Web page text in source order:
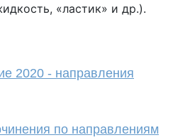
«ластик» и др.).
2020 - направления
по направлениям